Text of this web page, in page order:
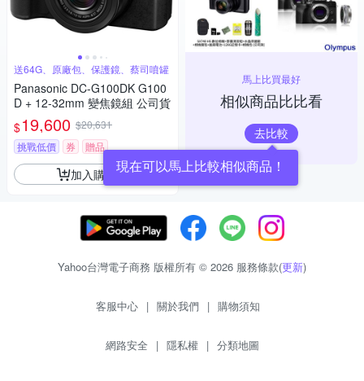
送64G、原廠包、保護鏡、蔡司噴罐
Panasonic DC-G100DK G100
D + 12-32mm 變焦鏡組 公司貨
$19,600 $20,631
挑戰低價
券 贈品
加入購物車
馬上比買最好
相似商品比比看
去比較
現在可以馬上比較相似商品！
Yahoo台灣電子商務 版權所有 © 2026 服務條款(更新)
客服中心 | 關於我們 | 購物須知
網路安全 | 隱私權 | 分類地圖